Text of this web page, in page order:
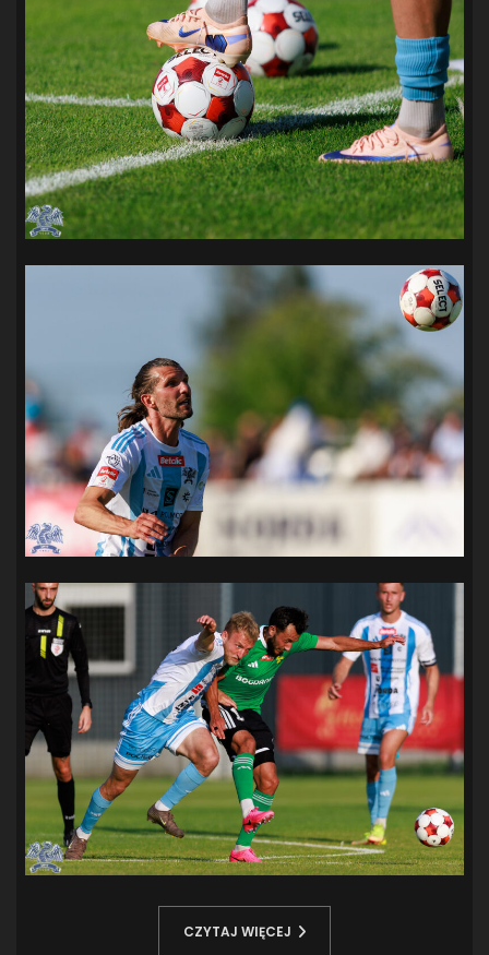
CZYTAJ WIĘCEJ
SANDRA SPA POGOŃ SZCZECIN(100) SIEDLECKA(63)
SPARING (110) SPR POGOŃ SZCZECIN (72)
SPÓJNIA STARGARD (35) STOCZNIA SZCZECIN(40)
SUPERLIGA KOBIET(58) SUPERLIGA MĘŻCZYZN(92)
TAURON LIGA KOBIET(106) TENIS(26) TREFL SOPOT(26)
WYGRANA(43) ZAGŁĘBIE LUBIN(36) ŚLĄSK WROCŁAW (29)
ŚWIT SKOLWIN (111)
STAT4U